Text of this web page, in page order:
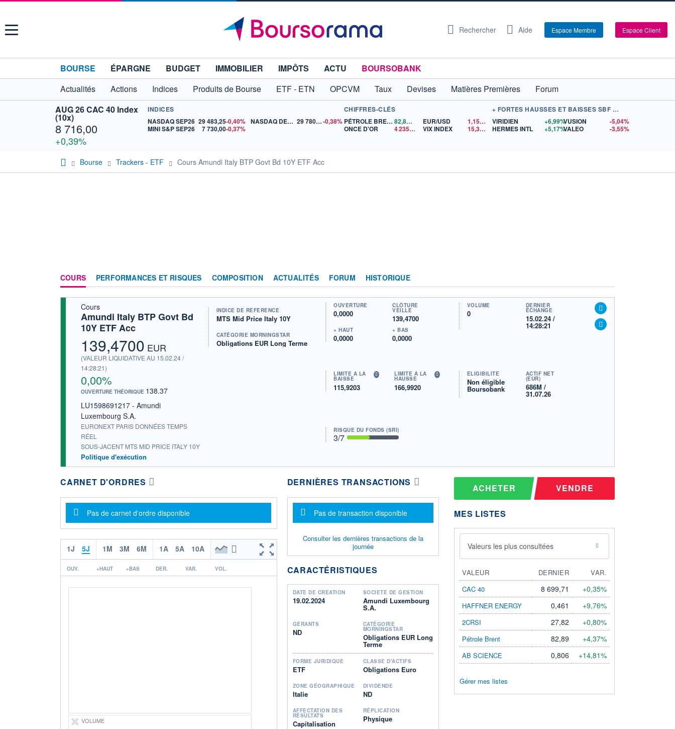
Menu Rechercher Aide Espace Membre Espace Client
BOURSE ÉPARGNE BUDGET IMMOBILIER IMPÔTS ACTU
BOURSOBANK
Actualités
Actions Indices Produits de Bourse ETF - ETN OPCVM Taux Devises Matières Premières
Forum
AUG 26 CAC 40 Index
(10x)
8 716,00
+0,39%
INDICES
NASDAQ SEP26 29 483,25-0,40%
MINI S&P SEP26
7 730,00-0,37%
NASDAQ DEC26 29 780,00-0,38%
CHIFFRES-CLÉS
PÉTROLE BRENT
82,89$US
ONCE D'OR
4 235,66 $US
EUR/USD 1,1522
$US
VIX INDEX
15,39$US
+ FORTES HAUSSES ET BAISSES SBF 120
VIRIDIEN
+6,99%
HERMES INTL
+5,17%
VUSION
-5,04%
VALEO
-3,55%
Bourse Trackers - ETF Cours Amundi Italy BTP Govt Bd 10Y ETF Acc
COURS PERFORMANCES ET RISQUES COMPOSITION ACTUALITÉS FORUM HISTORIQUE
Cours
Amundi Italy BTP Govt Bd
10Y ETF Acc
139,4700 EUR
(VALEUR LIQUIDATIVE AU 15.02.24 /
14:28:21)
0,00%
OUVERTURE THÉORIQUE 138.37
LU1598691217 - Amundi
Luxembourg S.A.
EURONEXT PARIS DONNÉES TEMPS
RÉEL
SOUS-JACENT MTS MID PRICE ITALY 10Y
Politique d'exécution
INDICE DE RÉFÉRENCE
MTS Mid Price Italy 10Y
CATÉGORIE MORNINGSTAR
Obligations EUR Long Terme
OUVERTURE
0,0000
CLÔTURE
VEILLE
139,4700
+ HAUT
0,0000
+ BAS
0,0000
VOLUME
0
DERNIER
ÉCHANGE
15.02.24 /
14:28:21
LIMITE À LA
BAISSE
115,9203
LIMITE À LA
HAUSSE
166,9920
ÉLIGIBILITÉ
Non éligible
Boursobank
ACTIF NET
(EUR)
686M /
31.07.26
RISQUE DU FONDS (SRI)
3/7
CARNET D'ORDRES
Message d'information
Pas de carnet d'ordre disponible
1J 5J 1M 3M 6M 1A 5A 10A
OUV. +HAUT +BAS DER. VAR. VOL.
VOLUME
DERNIÈRES TRANSACTIONS
Message d'information
Pas de transaction disponible
Consulter les dernières transactions de la
journée
CARACTÉRISTIQUES
DATE DE CRÉATION
19.02.2024
SOCIÉTÉ DE GESTION
Amundi Luxembourg
S.A.
GÉRANTS
ND
CATÉGORIE
MORNINGSTAR
Obligations EUR Long
Terme
FORME JURIDIQUE
ETF
CLASSE D'ACTIFS
Obligations Euro
ZONE GÉOGRAPHIQUE
Italie
DIVIDENDE
ND
AFFECTATION DES
RÉSULTATS
Capitalisation
RÉPLICATION
Physique
ACHETER VENDRE
MES LISTES
Valeurs les plus consultées
VALEUR DERNIER
VAR.
CAC 40
8 699,71 +0,35%
HAFFNER ENERGY 0,461 +9,76%
2CRSI 27,82 +0,80%
Pétrole Brent 82,89 +4,37%
AB SCIENCE 0,806 +14,81%
Gérer mes listes